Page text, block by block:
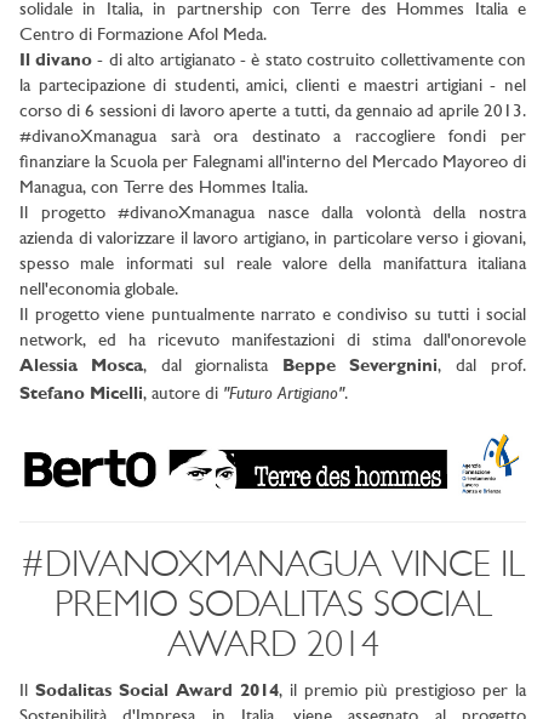
solidale in Italia, in partnership con Terre des Hommes Italia e
Centro di Formazione Afol Meda.
Il divano - di alto artigianato - è stato costruito collettivamente con
la partecipazione di studenti, amici, clienti e maestri artigiani - nel
corso di 6 sessioni di lavoro aperte a tutti, da gennaio ad aprile 2013.
#divanoXmanagua sarà ora destinato a raccogliere fondi per
finanziare la Scuola per Falegnami all'interno del Mercado Mayoreo di
Managua, con Terre des Hommes Italia.
Il progetto #divanoXmanagua nasce dalla volontà della nostra
azienda di valorizzare il lavoro artigiano, in particolare verso i giovani,
spesso male informati sul reale valore della manifattura italiana
nell'economia globale.
Il progetto viene puntualmente narrato e condiviso su tutti i social
network, ed ha ricevuto manifestazioni di stima dall'onorevole
Alessia Mosca, dal giornalista Beppe Severgnini, dal prof.
Stefano Micelli, autore di "Futuro Artigiano".
#DIVANOXMANAGUA VINCE IL
PREMIO SODALITAS SOCIAL
AWARD 2014
Il Sodalitas Social Award 2014, il premio più prestigioso per la